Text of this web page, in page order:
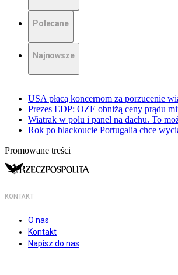
Polecane
Najnowsze
USA płacą koncernom za porzucenie
Prezes EDP: OZE obniżą ceny prądu
Wiatrak w polu i panel na dachu. To
Rok po blackoucie Portugalia chce
Promowane treści
KONTAKT
O nas
Kontakt
Napisz do nas